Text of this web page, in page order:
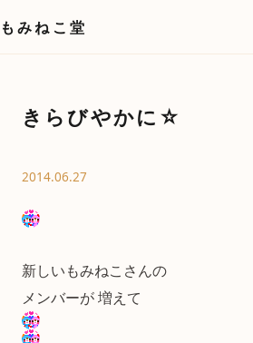
もみねこ堂
きらびやかに☆
2014.06.27
新しいもみねこさんの
メンバーが 増えて